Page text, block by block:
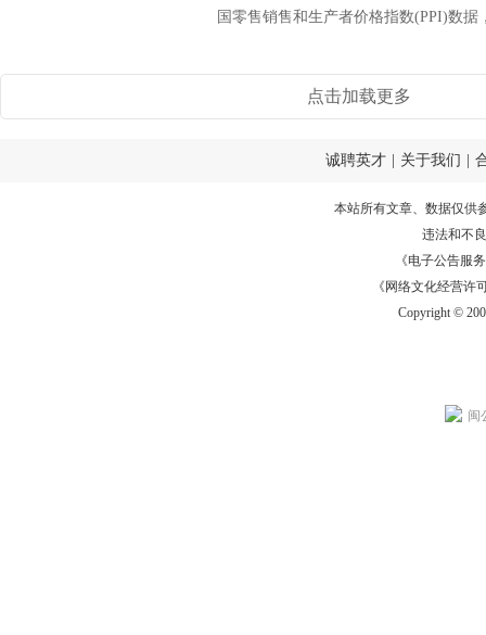
国零售销售和生产者价格指数(PPI)数据
点击加载更多
诚聘英才 关于我们
本站所有文章、数据仅供
违法和不
《电子公告服务
《网络文化经营许
Copyright ©
闽